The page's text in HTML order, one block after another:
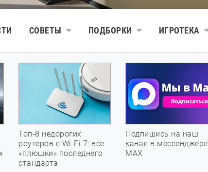
СОВЕТЫ ПОДБОРКИ ИГРОТЕКА
Топ-8 недорогих
роутеров с Wi-Fi 7: все
«плюшки» последнего
стандарта
Подпишись на наш
канал в мессенджере
МАХ